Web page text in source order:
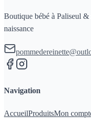
Boutique bébé à Paliseul
naissance
Navigation
AccueilProduitsMon